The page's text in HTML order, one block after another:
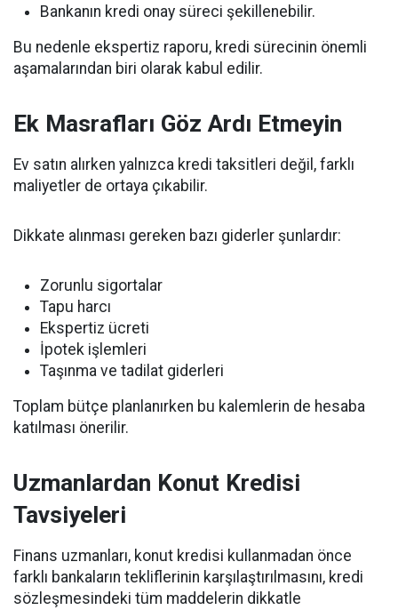
Bankanın kredi onay süreci şekillenebilir.
Bu nedenle ekspertiz raporu, kredi sürecinin önemli
aşamalarından biri olarak kabul edilir.
Ek Masrafları Göz Ardı Etmeyin
Ev satın alırken yalnızca kredi taksitleri değil, farklı
maliyetler de ortaya çıkabilir.
Dikkate alınması gereken bazı giderler şunlardır:
Zorunlu sigortalar
Tapu harcı
Ekspertiz ücreti
İpotek işlemleri
Taşınma ve tadilat giderleri
Toplam bütçe planlanırken bu kalemlerin de hesaba
katılması önerilir.
Uzmanlardan Konut Kredisi
Tavsiyeleri
Finans uzmanları, konut kredisi kullanmadan önce
farklı bankaların tekliflerinin karşılaştırılmasını, kredi
sözleşmesindeki tüm maddelerin dikkatle